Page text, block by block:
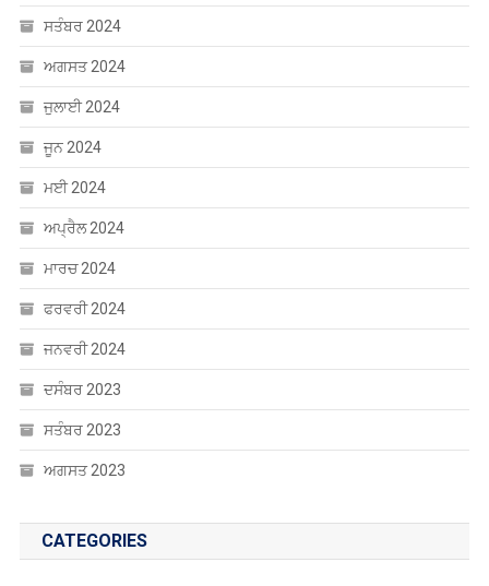
ਸਤੰਬਰ 2024
ਅਗਸਤ 2024
ਜੁਲਾਈ 2024
ਜੂਨ 2024
ਮਈ 2024
ਅਪ੍ਰੈਲ 2024
ਮਾਰਚ 2024
ਫਰਵਰੀ 2024
ਜਨਵਰੀ 2024
ਦਸੰਬਰ 2023
ਸਤੰਬਰ 2023
ਅਗਸਤ 2023
CATEGORIES